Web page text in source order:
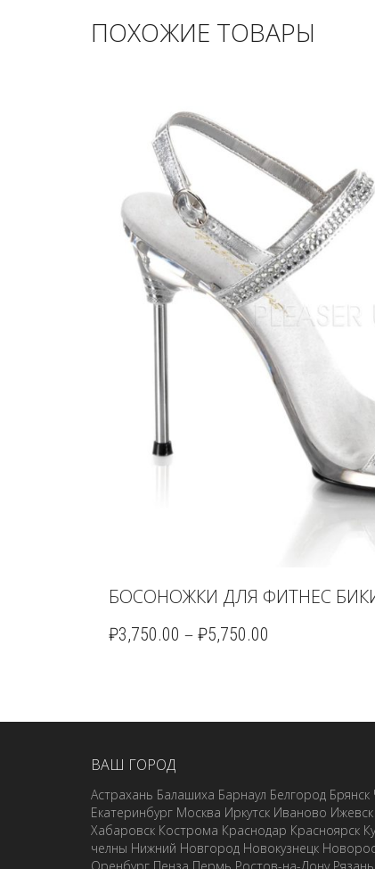
ПОХОЖИЕ ТОВАРЫ
БОСОНОЖКИ ДЛЯ ФИТНЕС
₽3,750.00 – ₽5,750.00
ВАШ ГОРОД
Астрахань Балашиха Барнаул Белгород Брянск
Екатеринбург Москва Иркутск Иваново Ижевск
Хабаровск Кострома Краснодар Красноярск
челны Нижний Новгород Новокузнецк